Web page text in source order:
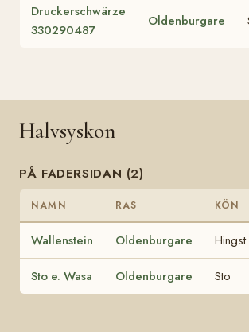
Druckerschwärze
330290487
Oldenburgare
Halvsyskon
PÅ FADERSIDAN (2)
NAMN RAS KÖN
Wallenstein Oldenburgare Hingst
Sto e. Wasa Oldenburgare Sto